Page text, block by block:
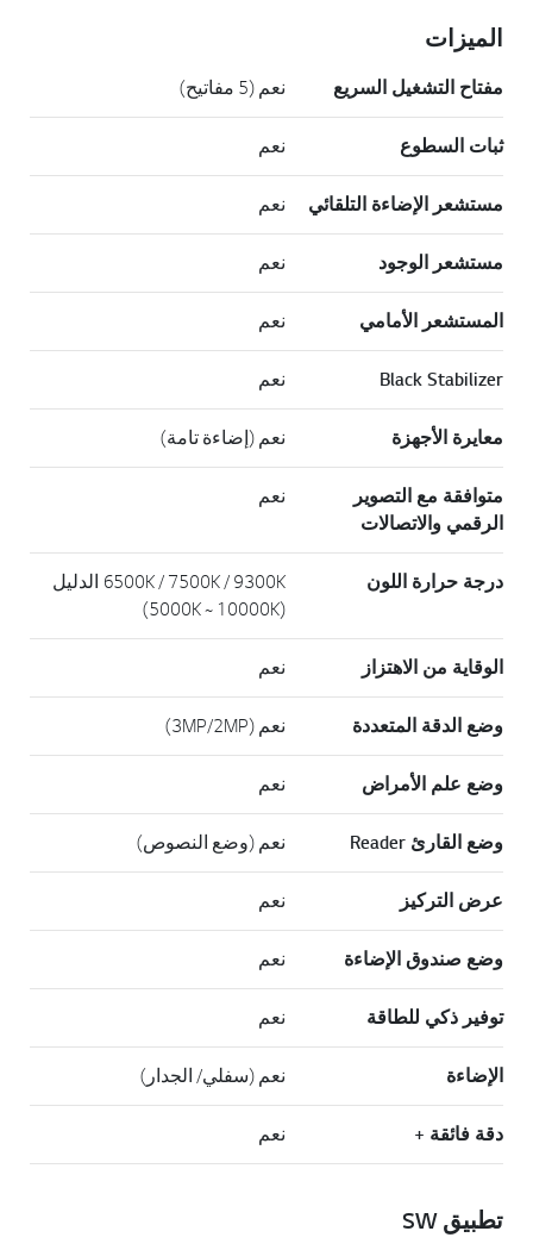
الميزات
مفتاح التشغيل السريع نعم (5 مفاتيح)
ثبات السطوع نعم
مستشعر الإضاءة التلقائي نعم
مستشعر الوجود نعم
المستشعر الأمامي نعم
Black Stabilizer نعم
معايرة الأجهزة نعم (إضاءة تامة)
متوافقة مع التصوير
الرقمي والاتصالات
نعم
درجة حرارة اللون
6500K / 7500K / 9300K الدليل
(5000K ~ 10000K)
الوقاية من الاهتزاز نعم
وضع الدقة المتعددة نعم (3MP/2MP)
وضع علم الأمراض نعم
وضع القارئ Reader نعم (وضع النصوص)
عرض التركيز نعم
وضع صندوق الإضاءة نعم
توفير ذكي للطاقة نعم
الإضاءة نعم (سفلي/ الجدار)
دقة فائقة + نعم
تطبيق SW